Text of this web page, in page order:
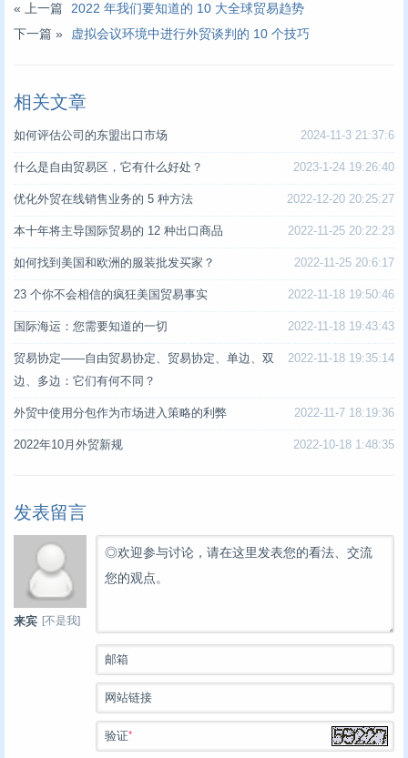
« 上一篇
2022 年我们要知道的 10 大全球贸易趋势
下一篇 »
虚拟会议环境中进行外贸谈判的 10 个技巧
相关文章
2024-11-3 21:37:6
如何评估公司的东盟出口市场
2023-1-24 19:26:40
什么是自由贸易区，它有什么好处？
2022-12-20 20:25:27
优化外贸在线销售业务的 5 种方法
2022-11-25 20:22:23
本十年将主导国际贸易的 12 种出口商品
2022-11-25 20:6:17
如何找到美国和欧洲的服装批发买家？
2022-11-18 19:50:46
23 个你不会相信的疯狂美国贸易事实
2022-11-18 19:43:43
国际海运：您需要知道的一切
2022-11-18 19:35:14
贸易协定——自由贸易协定、贸易协定、单边、双
边、多边：它们有何不同？
2022-11-7 18:19:36
外贸中使用分包作为市场进入策略的利弊
2022-10-18 1:48:35
2022年10月外贸新规
发表留言
◎欢迎参与讨论，请在这里发表您的看法、交流
您的观点。
来宾 [不是我]
邮箱
网站链接
验证*